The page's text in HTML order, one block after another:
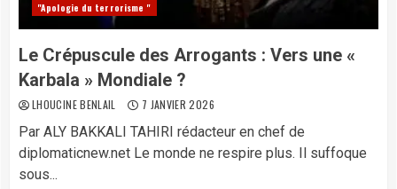
"Apologie du terrorisme "
Le Crépuscule des Arrogants : Vers une «
Karbala » Mondiale ?
LHOUCINE BENLAIL 7 JANVIER 2026
Par ALY BAKKALI TAHIRI rédacteur en chef de
diplomaticnew.net Le monde ne respire plus. Il suffoque
sous...